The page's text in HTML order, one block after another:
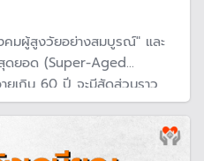
มผู้สูงวัยอย่างสมบูรณ์" และ
ดยอด (Super-Aged
เกิน 60 ปี จะมีสัดส่วนราว
ทั้งประเทศ